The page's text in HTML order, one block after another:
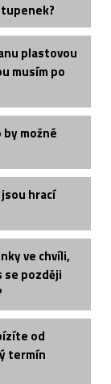
plastovou
musím po
možné
hrací
ve chvíli,
se později
od
termín